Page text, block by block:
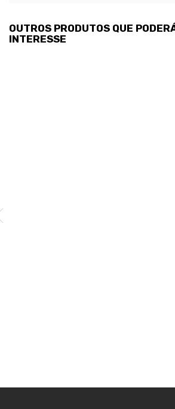
OUTROS PRODUTOS QUE
INTERESSE